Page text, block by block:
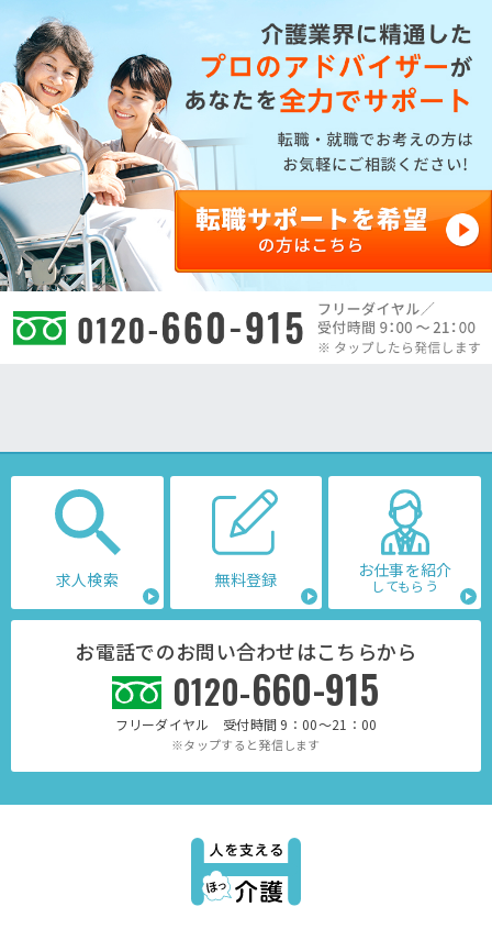
求人検索 無料登録 お仕事を紹介
してもらう
お電話でのお問い合わせはこちらから
0120-660-915
フリーダイヤル 受付時間 9：00～21：00
※タップすると発信します